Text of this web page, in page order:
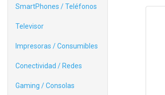
SmartPhones / Teléfonos
Televisor
Impresoras / Consumibles
Conectividad / Redes
Gaming / Consolas